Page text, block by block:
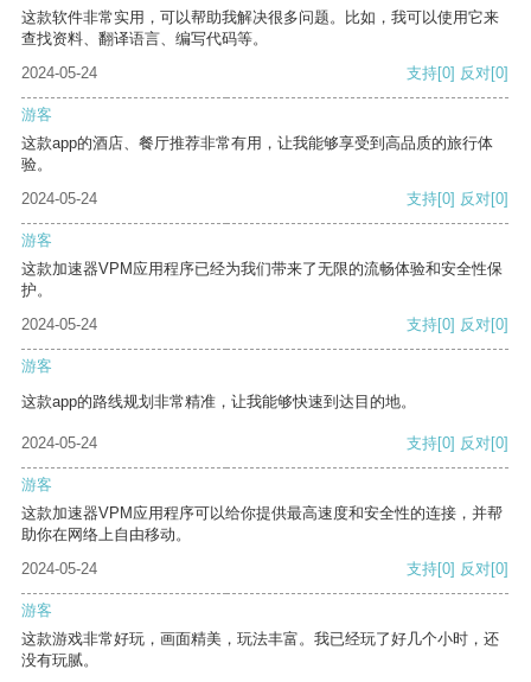
这款软件非常实用，可以帮助我解决很多问题。比如，我可以使用它来
查找资料、翻译语言、编写代码等。
2024-05-24
支持[0] 反对[0]
游客
这款app的酒店、餐厅推荐非常有用，让我能够享受到高品质的旅行体
验。
2024-05-24
支持[0] 反对[0]
游客
这款加速器VPM应用程序已经为我们带来了无限的流畅体验和安全性保
护。
2024-05-24
支持[0] 反对[0]
游客
这款app的路线规划非常精准，让我能够快速到达目的地。
2024-05-24 支持[0] 反对[0]
游客
这款加速器VPM应用程序可以给你提供最高速度和安全性的连接，并帮
助你在网络上自由移动。
2024-05-24
支持[0] 反对[0]
游客
这款游戏非常好玩，画面精美，玩法丰富。我已经玩了好几个小时，还
没有玩腻。